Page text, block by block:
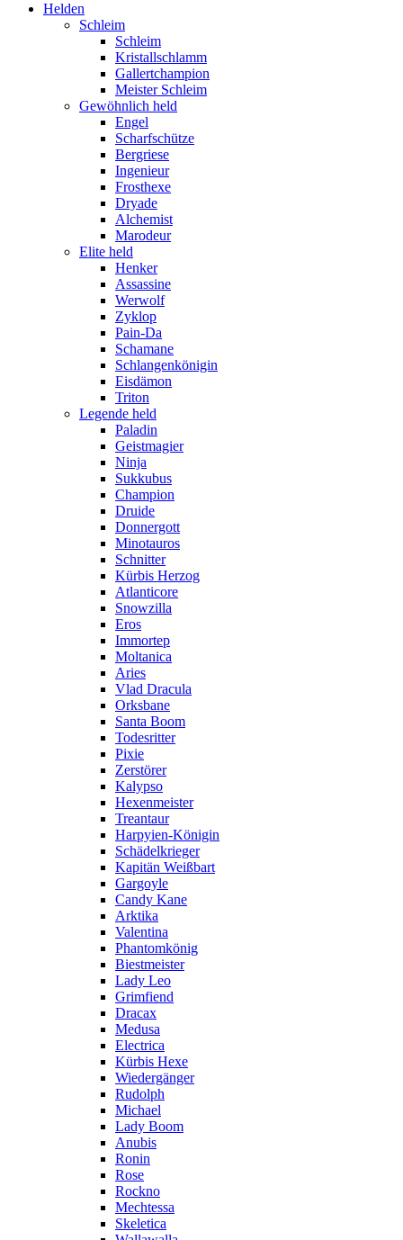
Helden
Schleim
Schleim
Kristallschlamm
Gallertchampion
Meister Schleim
Gewöhnlich held
Engel
Scharfschütze
Bergriese
Ingenieur
Frosthexe
Dryade
Alchemist
Marodeur
Elite held
Henker
Assassine
Werwolf
Zyklop
Pain-Da
Schamane
Schlangenkönigin
Eisdämon
Triton
Legende held
Paladin
Geistmagier
Ninja
Sukkubus
Champion
Druide
Donnergott
Minotauros
Schnitter
Kürbis Herzog
Atlanticore
Snowzilla
Eros
Immortep
Moltanica
Aries
Vlad Dracula
Orksbane
Santa Boom
Todesritter
Pixie
Zerstörer
Kalypso
Hexenmeister
Treantaur
Harpyien-Königin
Schädelkrieger
Kapitän Weißbart
Gargoyle
Candy Kane
Arktika
Valentina
Phantomkönig
Biestmeister
Lady Leo
Grimfiend
Dracax
Medusa
Electrica
Kürbis Hexe
Wiedergänger
Rudolph
Michael
Lady Boom
Anubis
Ronin
Rose
Rockno
Mechtessa
Skeletica